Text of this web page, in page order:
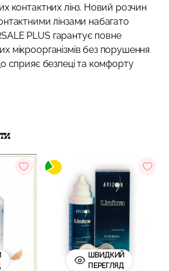
контактних лінз. Новий розчин
лінзами набагато
PLUS гарантує повне
мікроорганізмів без порушення
сприяє безпеці та комфорту
ШВИДКИЙ
ПЕРЕГЛЯД